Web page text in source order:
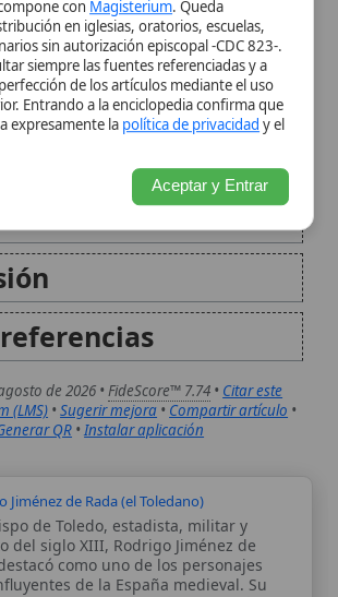
la misión
FideScore™ 7.74 Citar este
Compartir artículo•
de Rada (el Toledano)
de Toledo, estadista, militar y
siglo XIII, Rodrigo Jiménez de
como uno de los personajes
de la España medieval. Su
participación en la Batalla de...
de Ciudad de Benín
eclesiástica de la Iglesia
en Nigeria, con sede en Ciudad de
City). Su organización en
eclesiástica y su elevación a
metropolitana se...